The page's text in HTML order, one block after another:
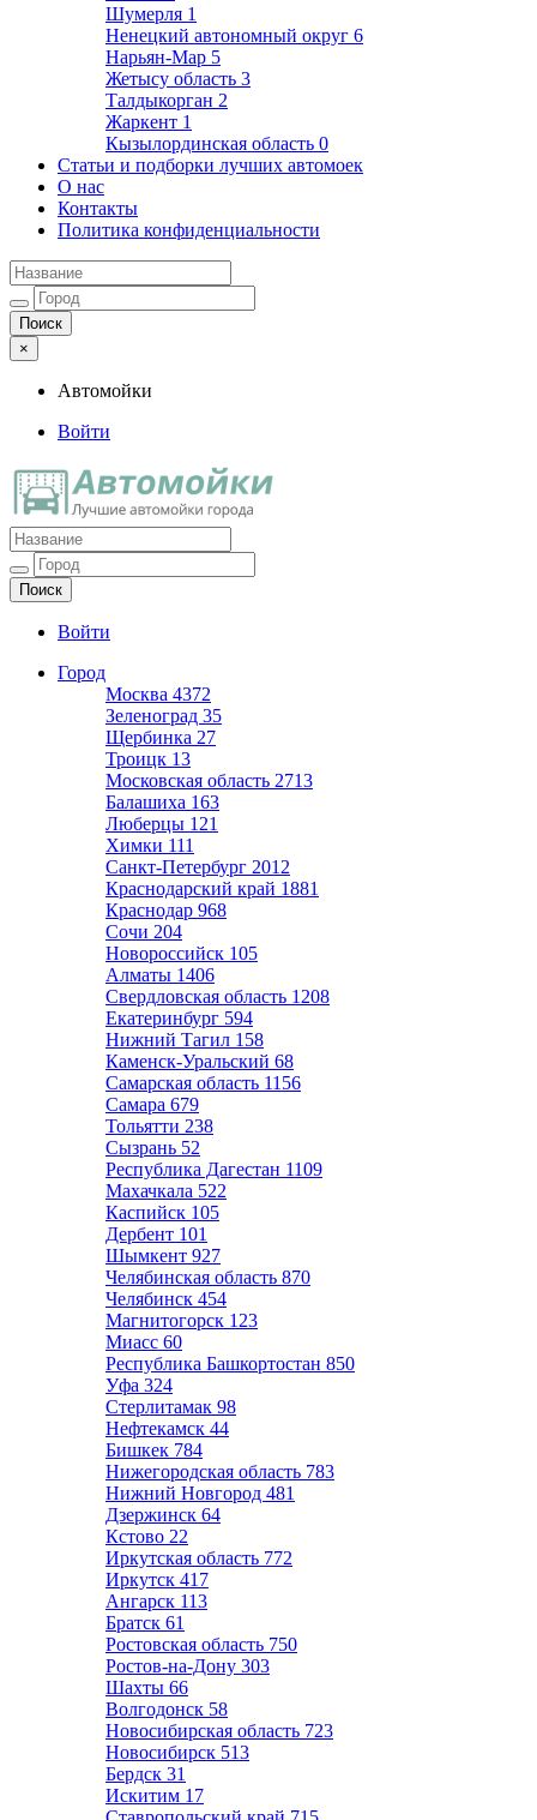
Шумерля 1
Ненецкий автономный округ 6
Нарьян-Мар 5
Жетысу область 3
Талдыкорган 2
Жаркент 1
Кызылординская область 0
Статьи и подборки лучших автомоек
О нас
Контакты
Политика конфиденциальности
×
Автомойки
Войти
Автомойки
Ещё один сайт на WordPress
Войти
Город
Москва 4372
Зеленоград 35
Щербинка 27
Троицк 13
Московская область 2713
Балашиха 163
Люберцы 121
Химки 111
Санкт-Петербург 2012
Краснодарский край 1881
Краснодар 968
Сочи 204
Новороссийск 105
Алматы 1406
Свердловская область 1208
Екатеринбург 594
Нижний Тагил 158
Каменск-Уральский 68
Самарская область 1156
Самара 679
Тольятти 238
Сызрань 52
Республика Дагестан 1109
Махачкала 522
Каспийск 105
Дербент 101
Шымкент 927
Челябинская область 870
Челябинск 454
Магнитогорск 123
Миасс 60
Республика Башкортостан 850
Уфа 324
Стерлитамак 98
Нефтекамск 44
Бишкек 784
Нижегородская область 783
Нижний Новгород 481
Дзержинск 64
Кстово 22
Иркутская область 772
Иркутск 417
Ангарск 113
Братск 61
Ростовская область 750
Ростов-на-Дону 303
Шахты 66
Волгодонск 58
Новосибирская область 723
Новосибирск 513
Бердск 31
Искитим 17